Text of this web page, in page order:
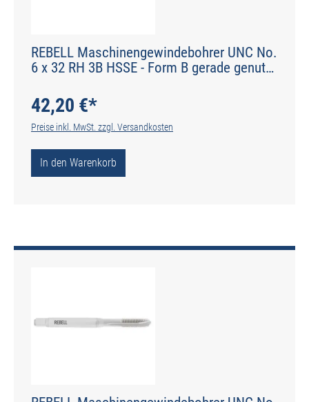
REBELL Maschinengewindebohrer UNC No.
6 x 32 RH 3B HSSE - Form B gerade genutet
42,20 €*
Preise inkl. MwSt. zzgl. Versandkosten
In den Warenkorb